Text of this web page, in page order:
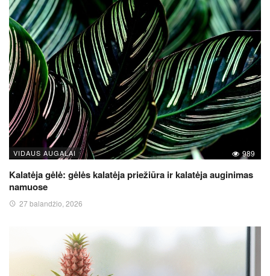
VIDAUS AUGALAI 989
Kalatėja gėlė: gėlės kalatėja priežiūra ir kalatėja auginimas
namuose
27 balandžio, 2026